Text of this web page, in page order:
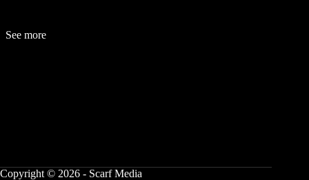
See more
Copyright © 2026 - Scarf Media